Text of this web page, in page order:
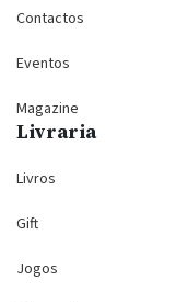
Contactos
Eventos
Magazine
Livraria
Livros
Gift
Jogos